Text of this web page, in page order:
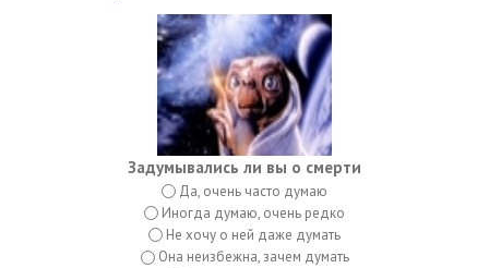
Задумывались ли вы о смерти
Да, очень часто думаю
Иногда думаю, очень редко
Не хочу о ней даже думать
Она неизбежна, зачем думать